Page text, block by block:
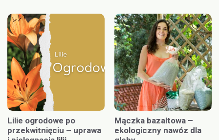
Lilie ogrodowe po
przekwitnięciu – uprawa
Mączka bazaltowa –
ekologiczny nawóz dla